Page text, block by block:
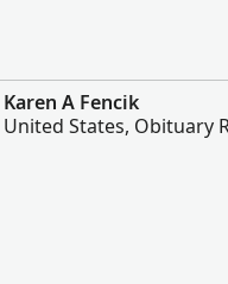
Karen A Fencik
United States, Obituary